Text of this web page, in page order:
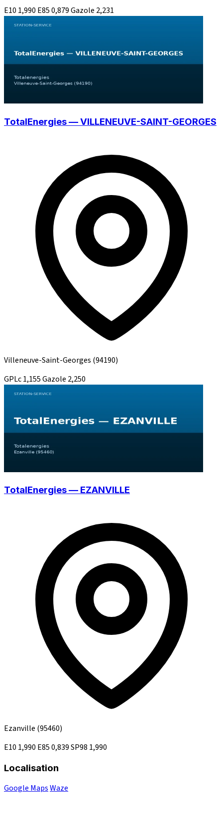
E10 1,990 E850,879Gazole 2,231
TotalEnergies — VILLENEUVE-SAINT-GEORGES
Villeneuve-Saint-Georges (94190)
GPLc1,155Gazole 2,250
TotalEnergies — EZANVILLE
Ezanville (95460)
E10 1,990 E850,839SP98 1,990
Localisation
Google MapsWaze